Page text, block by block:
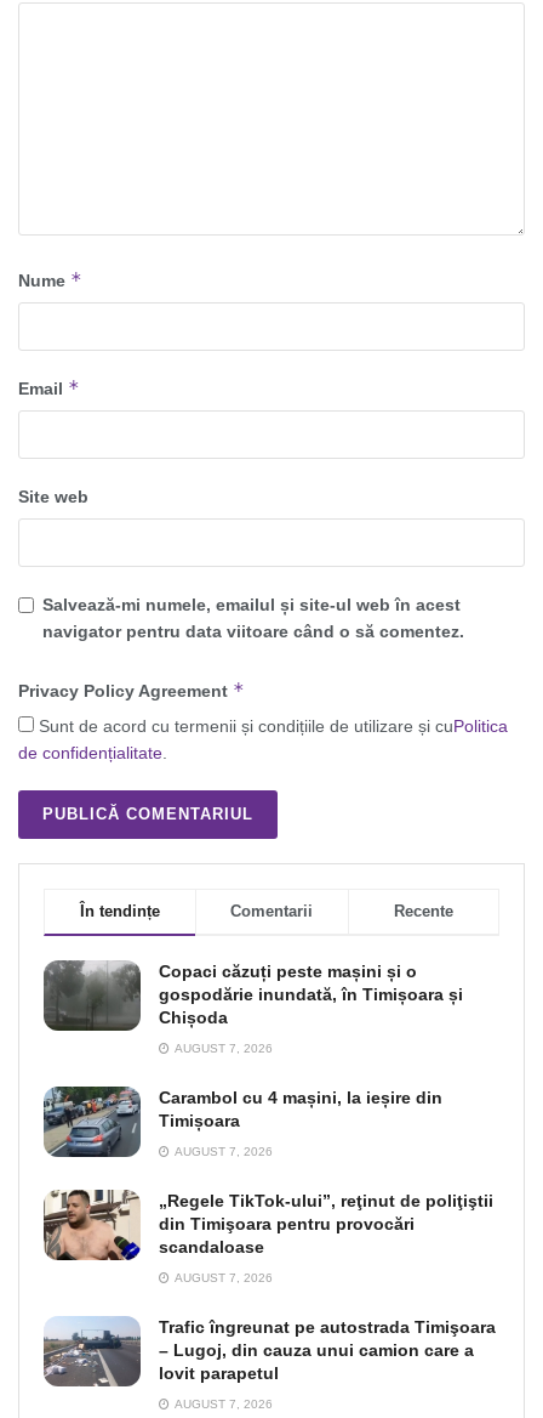
Nume *
Email *
Site web
Salvează-mi numele, emailul și site-ul web în acest
navigator pentru data viitoare când o să comentez.
Privacy Policy Agreement *
Sunt de acord cu termenii și condițiile de utilizare și cuPolitica
de confidențialitate.
În tendințe Comentarii Recente
Copaci căzuți peste mașini și o
gospodărie inundată, în Timișoara și
Chișoda
AUGUST 7, 2026
Carambol cu 4 mașini, la ieșire din
Timișoara
AUGUST 7, 2026
„Regele TikTok-ului”, reţinut de poliţiştii
din Timişoara pentru provocări
scandaloase
AUGUST 7, 2026
Trafic îngreunat pe autostrada Timişoara
– Lugoj, din cauza unui camion care a
lovit parapetul
AUGUST 7, 2026